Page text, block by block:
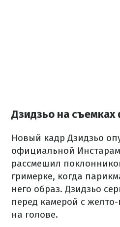
Дзидзьо на
Новый кадр Дзидзьо
официальной
рассмешил
гримерке, когда
него образ. Дзидзьо
перед камерой с
на голове.